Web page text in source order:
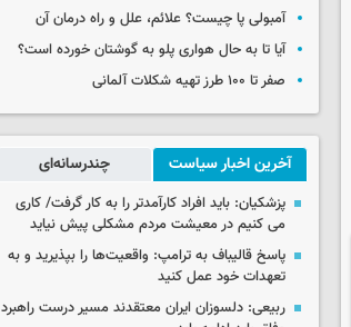
آمبولی پا چیست؟ علائم، علل و راه درمان آن
آیا تا به حال هواری پلو به گوشتان خورده است؟
صفر تا ۱۰۰ طرز تهیه شکلات آلمانی
آخرین اخبار سیاست چندرسانه‌ای
پزشکیان: باید افراد کارآمدتر را به کار گرفت/ کاری
می کنیم در معیشت مردم مشکلی پیش نیاید
پاسخ قالیباف به ترامپ: واقعیت‌ها را بپذیرید و به
تعهدات خود عمل کنید
ربیعی: دلسوزان ایران معتقدند مسیر درست راهبرد